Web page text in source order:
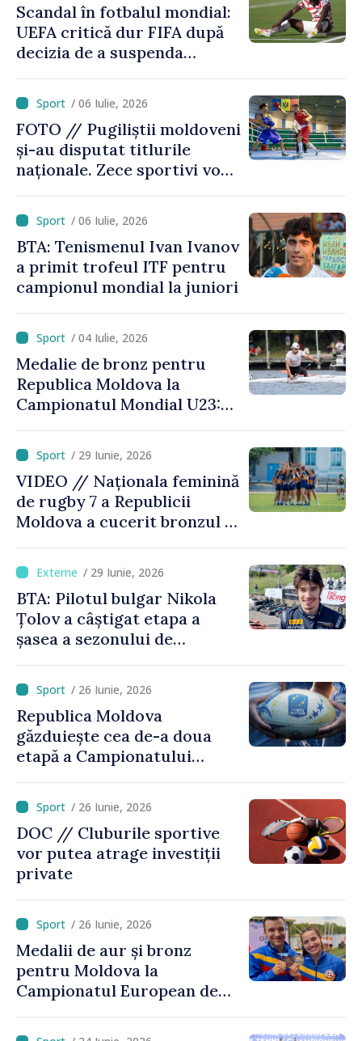
Scandal în fotbalul mondial:
UEFA critică dur FIFA după
decizia de a suspenda
americanul Folarin Balogun
/ 06 Iulie, 2026
FOTO // Pugiliștii moldoveni
și-au disputat titlurile
naționale. Zece sportivi vor
/ 06 Iulie, 2026
BTA: Tenismenul Ivan Ivanov
a primit trofeul ITF pentru
campionul mondial la juniori
/ 04 Iulie, 2026
Medalie de bronz pentru
Republica Moldova la
Campionatul Mondial U23:
urcat pe podium
/ 29 Iunie, 2026
VIDEO // Naționala feminină
de rugby 7 a Republicii
Moldova a cucerit bronzul la
Divizia Trophy
/ 29 Iunie, 2026
BTA: Pilotul bulgar Nikola
Țolov a câștigat etapa a
șasea a sezonului de
/ 26 Iunie, 2026
Republica Moldova
găzduiește cea de-a doua
etapă a Campionatului
/ 26 Iunie, 2026
DOC // Cluburile sportive
vor putea atrage investiții
private
/ 26 Iunie, 2026
Medalii de aur și bronz
pentru Moldova la
Campionatul European de
devenit campioană